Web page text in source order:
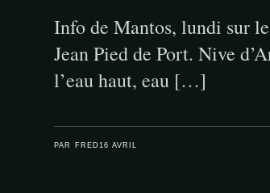
Info de Mantos, lundi sur
Jean Pied de Port. Nive
l’eau haut, eau […]
PAR FRED 16 AVRIL